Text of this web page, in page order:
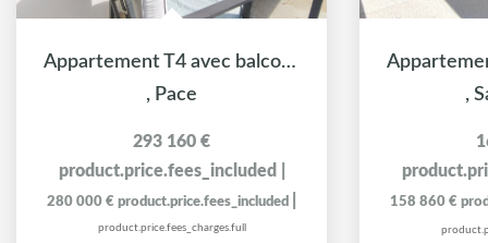
Appartement T4 avec balcon exposé Ouest
, Pace
293 160 €
product.price.fees_included
280 000 € product.price.fees_included
product.price.fees_charges.full
,
158 860 €